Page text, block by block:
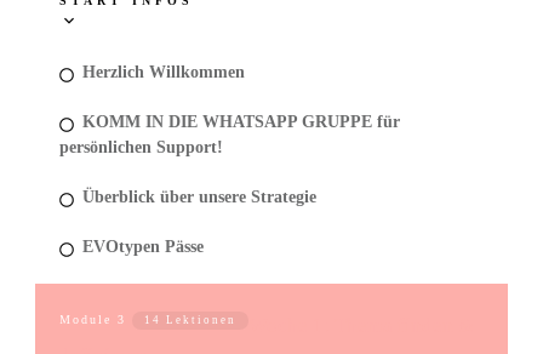
Herzlich Willkommen
KOMM IN DIE WHATSAPP GRUPPE für
persönlichen Support!
Überblick über unsere Strategie
EVOtypen Pässe
Module 3 14 Lektionen